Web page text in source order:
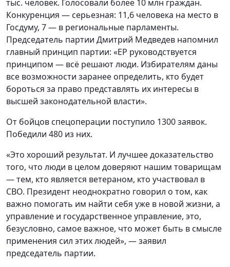
тыс. человек. Голосовали более 10 млн граждан.
Конкуренция — серьезная: 11,6 человека на место в
Госдуму, 7 — в региональные парламенты.
Председатель партии Дмитрий Медведев напомнил
главный принцип партии: «ЕР руководствуется
принципом — всё решают люди. Избирателям даны
все возможности заранее определить, кто будет
бороться за право представлять их интересы в
высшей законодательной власти».
От бойцов спецоперации поступило 1300 заявок.
Победили 480 из них.
«Это хороший результат. И лучшее доказательство
того, что люди в целом доверяют нашим товарищам
— тем, кто является ветераном, кто участвовал в
СВО. Президент неоднократно говорил о том, как
важно помогать им найти себя уже в новой жизни, а
управление и государственное управление, это,
безусловно, самое важное, что может быть в смысле
применения сил этих людей», — заявил
председатель партии.